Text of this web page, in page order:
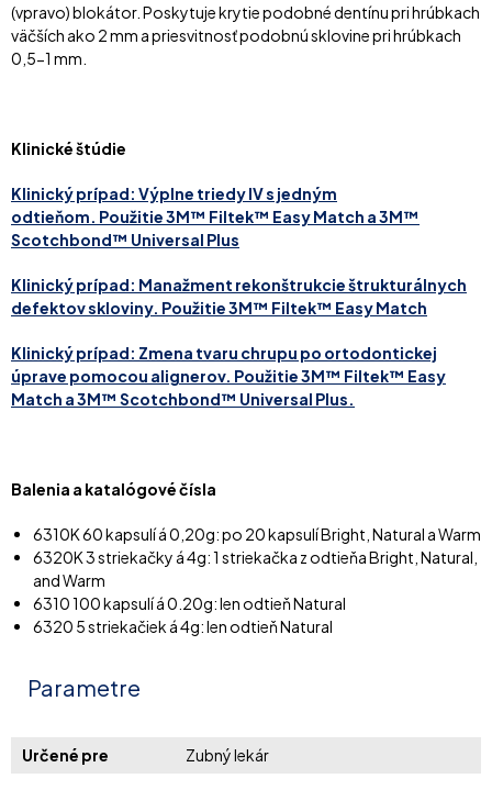
(vpravo) blokátor. Poskytuje krytie podobné dentínu pri hrúbkach
väčších ako 2 mm a priesvitnosť podobnú sklovine pri hrúbkach
0,5-1 mm.
Klinické štúdie
Klinický prípad: Výplne triedy IV s jedným
odtieňom. Použitie 3M™ Filtek™ Easy Match a 3M™
Scotchbond™ Universal Plus
Klinický prípad: Manažment rekonštrukcie štrukturálnych
defektov skloviny. Použitie 3M™ Filtek™ Easy Match
Klinický prípad: Zmena tvaru chrupu po ortodontickej
úprave pomocou alignerov. Použitie 3M™ Filtek™ Easy
Match a 3M™ Scotchbond™ Universal Plus.
Balenia a katalógové čísla
6310K 60 kapsulí á 0,20g: po 20 kapsulí Bright, Natural a Warm
6320K 3 striekačky á 4g: 1 striekačka z odtieňa Bright, Natural,
and Warm
6310 100 kapsulí á 0.20g: len odtieň Natural
6320 5 striekačiek á 4g: len odtieň Natural
Parametre
Určené pre Zubný lekár